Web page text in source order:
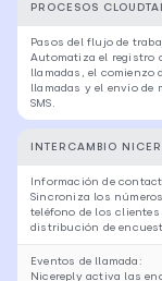
PROCESOS
Pasos del flujo de
Automatiza el registro
llamadas, el comienzo
llamadas y el envío de
SMS.
INTERCAMBIO
Información de
Sincroniza los
teléfono de los clientes
distribución de
Eventos de llamada:
Nicereply activa las